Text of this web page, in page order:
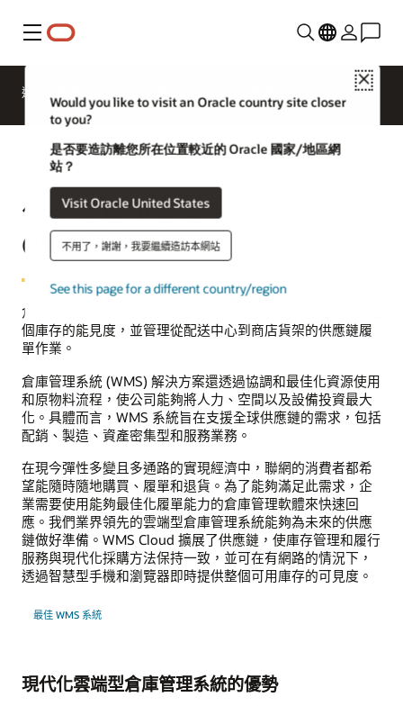
功能表
Close
Would you like to visit an Oracle country site closer
to you?
是否要造訪離您所在位置較近的 Oracle 國家/地區網
站？
Visit Oracle United States
不用了，謝謝，我要繼續造訪本網站
See this page for a different country/region
適用於產業的 SCM
什麼是倉庫管理系統
(WMS)？
倉庫管理系統 (WMS) 是一個軟體解決方案，可提供對企業整
個庫存的能見度，並管理從配送中心到商店貨架的供應鏈履
單作業。
倉庫管理系統 (WMS) 解決方案還透過協調和最佳化資源使用
和原物料流程，使公司能夠將人力、空間以及設備投資最大
化。具體而言，WMS 系統旨在支援全球供應鏈的需求，包括
配銷、製造、資產密集型和服務業務。
在現今彈性多變且多通路的實現經濟中，聯網的消費者都希
望能隨時隨地購買、履單和退貨。為了能夠滿足此需求，企
業需要使用能夠最佳化履單能力的倉庫管理軟體來快速回
應。我們業界領先的雲端型倉庫管理系統能夠為未來的供應
鏈做好準備。WMS Cloud 擴展了供應鏈，使庫存管理和履行
服務與現代化採購方法保持一致，並可在有網路的情況下，
透過智慧型手機和瀏覽器即時提供整個可用庫存的可見度。
最佳 WMS 系統
現代化雲端型倉庫管理系統的優勢